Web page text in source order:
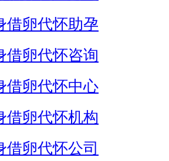
借卵代怀助孕
借卵代怀咨询
借卵代怀中心
借卵代怀机构
借卵代怀公司